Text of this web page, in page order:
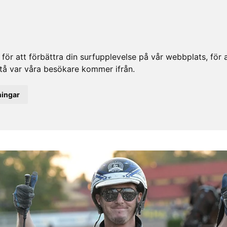
att förbättra din surfupplevelse på vår webbplats, för
var våra besökare kommer ifrån.